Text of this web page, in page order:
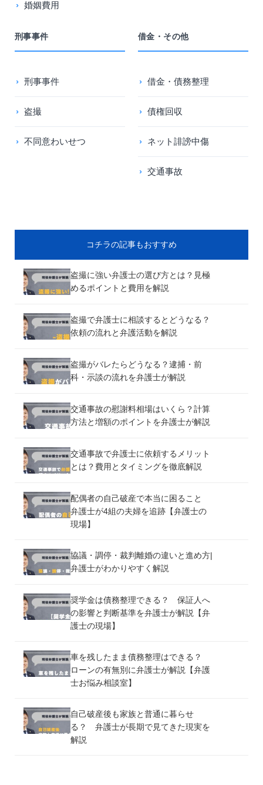
婚姻費用
刑事事件
刑事事件
盗撮
不同意わいせつ
借金・その他
借金・債務整理
債権回収
ネット誹謗中傷
交通事故
コチラの記事もおすすめ
盗撮に強い弁護士の選び方とは？見極
めるポイントと費用を解説
盗撮で弁護士に相談するとどうなる？
依頼の流れと弁護活動を解説
盗撮がバレたらどうなる？逮捕・前
科・示談の流れを弁護士が解説
交通事故の慰謝料相場はいくら？計算
方法と増額のポイントを弁護士が解説
交通事故で弁護士に依頼するメリット
とは？費用とタイミングを徹底解説
配偶者の自己破産で本当に困ること
弁護士が4組の夫婦を追跡【弁護士の
現場】
協議・調停・裁判離婚の違いと進め方|
弁護士がわかりやすく解説
奨学金は債務整理できる？ 保証人へ
の影響と判断基準を弁護士が解説【弁
護士の現場】
車を残したまま債務整理はできる？
ローンの有無別に弁護士が解説【弁護
士お悩み相談室】
自己破産後も家族と普通に暮らせ
る？ 弁護士が長期で見てきた現実を
解説